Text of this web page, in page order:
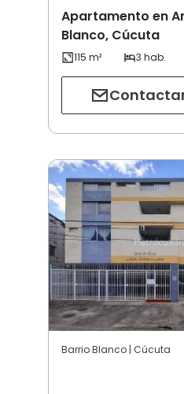
Apartamento en
Blanco, Cúcuta
Barrio Blanco | Cúcuta